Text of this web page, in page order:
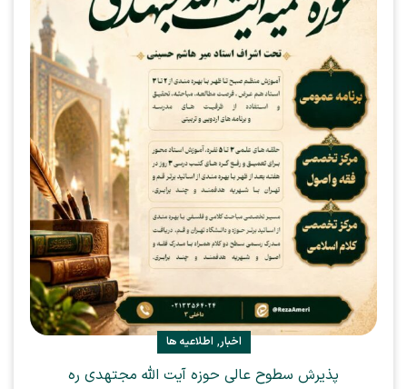
اخبار, اطلاعیه ها
پذیرش سطوح عالی حوزه آیت الله مجتهدی ره